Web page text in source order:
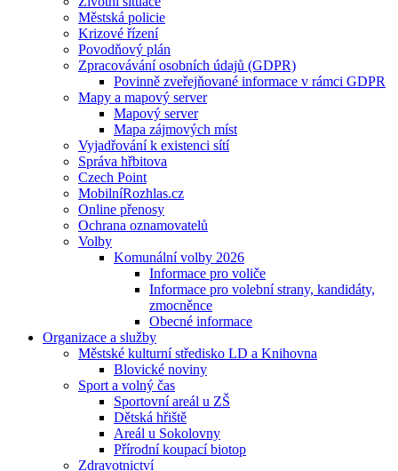
Městská policie
Krizové řízení
Povodňový plán
Zpracovávání osobních údajů (GDPR)
Povinně zveřejňované informace v rámci GDPR
Mapy a mapový server
Mapový server
Mapa zájmových míst
Vyjadřování k existenci sítí
Správa hřbitova
Czech Point
MobilníRozhlas.cz
Online přenosy
Ochrana oznamovatelů
Volby
Komunální volby 2026
Informace pro voliče
Informace pro volební strany, kandidáty,
zmocněnce
Obecné informace
Organizace a služby
Městské kulturní středisko LD a Knihovna
Blovické noviny
Sport a volný čas
Sportovní areál u ZŠ
Dětská hřiště
Areál u Sokolovny
Přírodní koupací biotop
Zdravotnictví